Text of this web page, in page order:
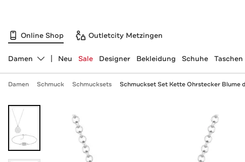
Online Shop Outletcity Metzingen
Abteilung ändern, ausgewählt:
Damen Neu Sale Designer Bekleidung Schuhe Taschen
Damen Schmuck Schmucksets Schmuckset Set Kette Ohrstecker Blume